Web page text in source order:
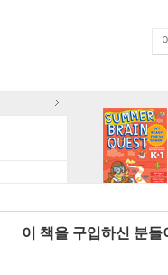
이 책을 구입하신 분